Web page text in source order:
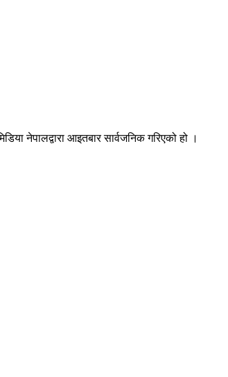
नेपालद्वारा आइतबार सार्वजनिक गरिएको हो ।